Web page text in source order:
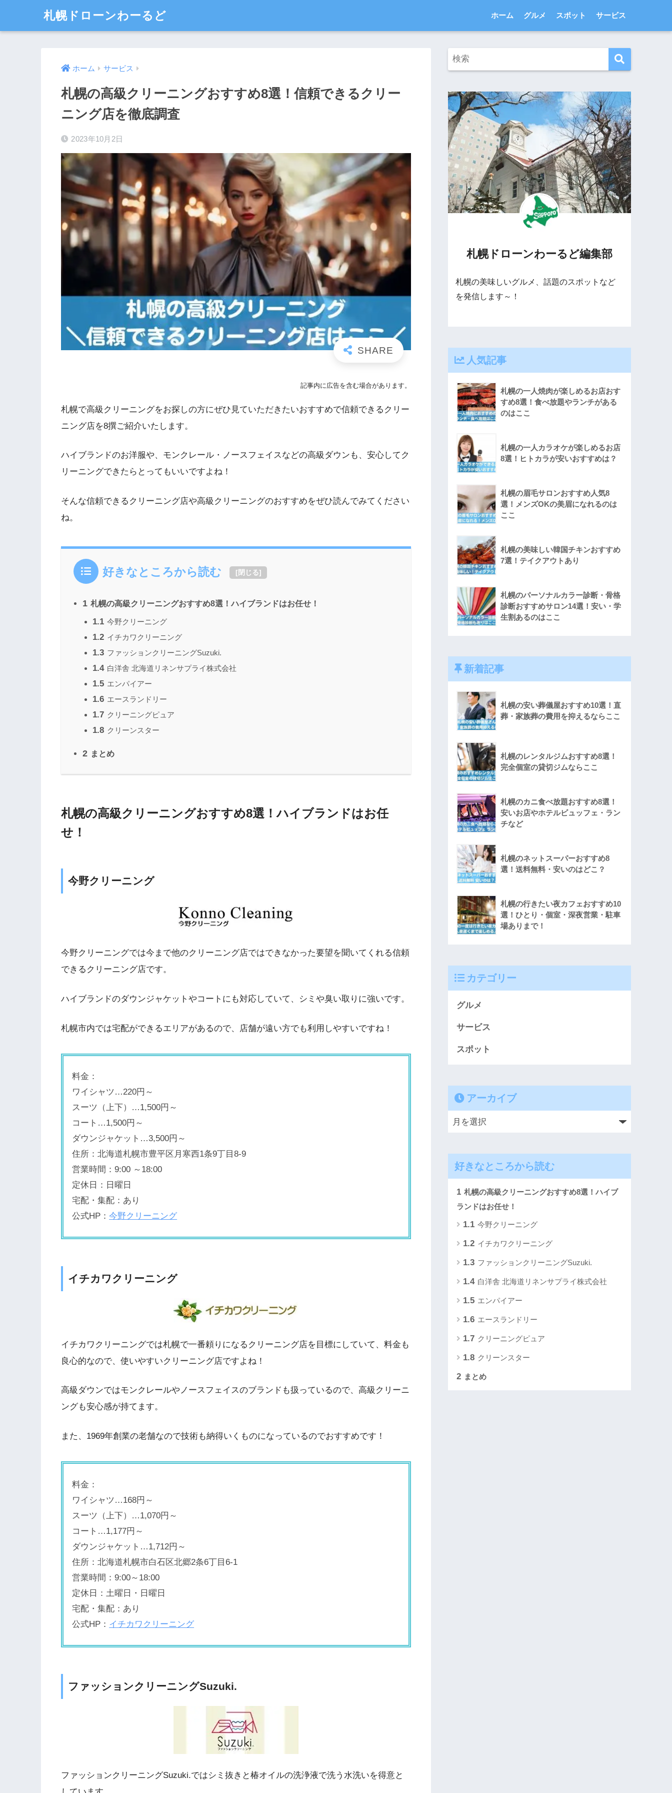
札幌ドローンわーるど ホーム グルメ スポット サービス
ホーム サービス
札幌の高級クリーニングおすすめ8選！信頼できるクリー
ニング店を徹底調査
2023年10月2日
記事内に広告を含む場合があります。
札幌で高級クリーニングをお探しの方にぜひ見ていただきたいおすすめで信頼できるクリー
ニング店を8撰ご紹介いたします。
ハイブランドのお洋服や、モンクレール・ノースフェイスなどの高級ダウンも、安心してク
リーニングできたらとってもいいですよね！
そんな信頼できるクリーニング店や高級クリーニングのおすすめをぜひ読んでみてください
ね。
好きなところから読む [閉じる]
1 札幌の高級クリーニングおすすめ8選！ハイブランドはお任せ！
1.1 今野クリーニング
1.2 イチカワクリーニング
1.3 ファッションクリーニングSuzuki.
1.4 白洋舎 北海道リネンサプライ株式会社
1.5 エンパイアー
1.6 エースランドリー
1.7 クリーニングピュア
1.8 クリーンスター
2 まとめ
札幌の高級クリーニングおすすめ8選！ハイブランドはお任
せ！
今野クリーニング
今野クリーニングでは今まで他のクリーニング店ではできなかった要望を聞いてくれる信頼
できるクリーニング店です。
ハイブランドのダウンジャケットやコートにも対応していて、シミや臭い取りに強いです。
札幌市内では宅配ができるエリアがあるので、店舗が遠い方でも利用しやすいですね！
料金：
ワイシャツ…220円～
スーツ（上下）…1,500円～
コート…1,500円～
ダウンジャケット…3,500円～
住所：北海道札幌市豊平区月寒西1条9丁目8-9
営業時間：9:00 ～18:00
定休日：日曜日
宅配・集配：あり
公式HP：今野クリーニング
イチカワクリーニング
イチカワクリーニングでは札幌で一番頼りになるクリーニング店を目標にしていて、料金も
良心的なので、使いやすいクリーニング店ですよね！
高級ダウンではモンクレールやノースフェイスのブランドも扱っているので、高級クリーニ
ングも安心感が持てます。
また、1969年創業の老舗なので技術も納得いくものになっているのでおすすめです！
料金：
ワイシャツ…168円～
スーツ（上下）…1,070円～
コート…1,177円～
ダウンジャケット…1,712円～
住所：北海道札幌市白石区北郷2条6丁目6-1
営業時間：9:00～18:00
定休日：土曜日・日曜日
宅配・集配：あり
公式HP： イチカワクリーニング
ファッションクリーニングSuzuki.
ファッションクリーニングSuzuki.ではシミ抜きと椿オイルの洗浄液で洗う水洗いを得意と
札幌ドローンわーるど編集部
札幌の美味しいグルメ、話題のスポットなど
を発信します～！
人気記事
札幌の一人焼肉が楽しめるお店おす
すめ8選！食べ放題やランチがある
のはここ
札幌の一人カラオケが楽しめるお店
8選！ヒトカラが安いおすすめは？
札幌の眉毛サロンおすすめ人気8
選！メンズOKの美眉になれるのは
ここ
札幌の美味しい韓国チキンおすすめ
7選！テイクアウトあり
札幌のパーソナルカラー診断・骨格
診断おすすめサロン14選！安い・学
生割あるのはここ
新着記事
札幌の安い葬儀屋おすすめ10選！直
葬・家族葬の費用を抑えるならここ
札幌のレンタルジムおすすめ8選！
完全個室の貸切ジムならここ
札幌のカニ食べ放題おすすめ8選！
安いお店やホテルビュッフェ・ラン
チなど
札幌のネットスーパーおすすめ8
選！送料無料・安いのはどこ？
札幌の行きたい夜カフェおすすめ10
選！ひとり・個室・深夜営業・駐車
場ありまで！
カテゴリー
グルメ
サービス
スポット
アーカイブ
好きなところから読む
1 札幌の高級クリーニングおすすめ8選！ハイブ
ランドはお任せ！
1.1 今野クリーニング
1.2 イチカワクリーニング
1.3 ファッションクリーニングSuzuki.
1.4 白洋舎 北海道リネンサプライ株式会社
1.5 エンパイアー
1.6 エースランドリー
1.7 クリーニングピュア
1.8 クリーンスター
2 まとめ